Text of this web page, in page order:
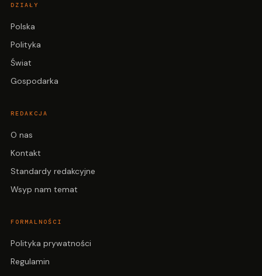
DZIAŁY
Polska
Polityka
Świat
Gospodarka
REDAKCJA
O nas
Kontakt
Standardy redakcyjne
Wsyp nam temat
FORMALNOŚCI
Polityka prywatności
Regulamin